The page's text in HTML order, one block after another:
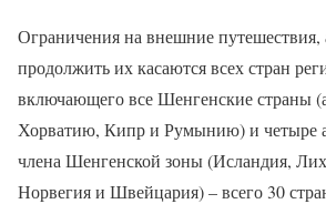
Ограничения на внешние путешествия,
продолжить их касаются всех стран
включающего все Шенгенские страны
Хорватию, Кипр и Румынию) и четыре
члена Шенгенской зоны (Исландия,
Норвегия и Швейцария) – всего 30